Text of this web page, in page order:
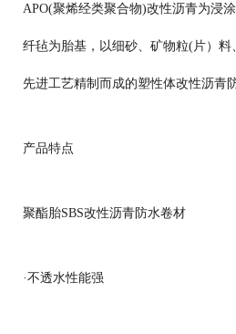
APO(聚烯经类聚合物)改性沥青为浸
纤毡为胎基，以细砂、矿物粒(片）料
先进工艺精制而成的塑性体改性沥青
产品特点
聚酯胎SBS改性沥青防水卷材
·不透水性能强